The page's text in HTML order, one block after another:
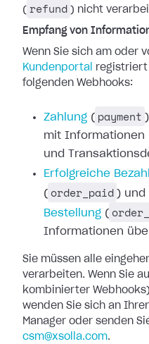
( refund ) nicht
Empfang von
Wenn Sie sich am oder
Kundenportal
registriert
folgenden Webhooks:
Zahlung ( payment
mit Informationen
und
Erfolgreiche
( order_paid ) und
Bestellung (
Informationen
Sie müssen alle
verarbeiten. Wenn Sie
kombinierter
wenden Sie sich an
Manager oder senden
csm@xsolla.com.